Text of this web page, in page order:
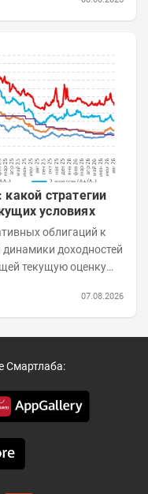
стратегии
условиях
облигаций к
доходностей
текущую оценку
07.08.2026
Смартлаба: